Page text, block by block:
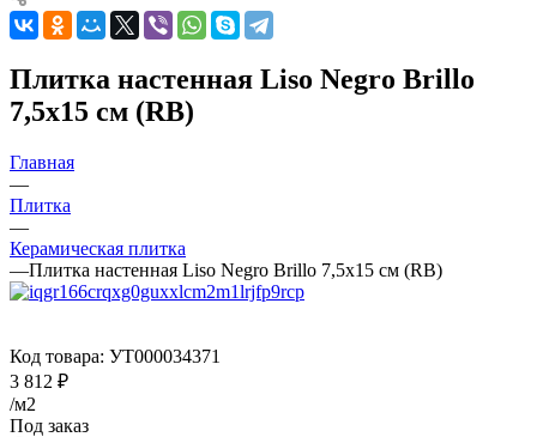
Плитка настенная Liso Negro Brillo
7,5x15 см (RB)
Главная
—
Плитка
—
Керамическая плитка
—Плитка настенная Liso Negro Brillo 7,5x15 см (RB)
Код товара: УТ000034371
3 812 ₽
/м2
Под заказ